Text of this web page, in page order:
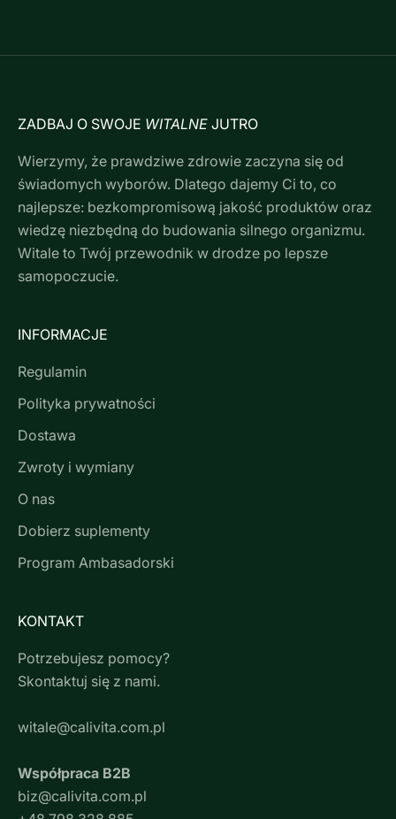
ZADBAJ O SWOJE WITALNE JUTRO
Wierzymy, że prawdziwe zdrowie zaczyna się od
świadomych wyborów. Dlatego dajemy Ci to, co
najlepsze: bezkompromisową jakość produktów oraz
wiedzę niezbędną do budowania silnego organizmu.
Witale to Twój przewodnik w drodze po lepsze
samopoczucie.
INFORMACJE
Regulamin
Polityka prywatności
Dostawa
Zwroty i wymiany
O nas
Dobierz suplementy
Program Ambasadorski
KONTAKT
Potrzebujesz pomocy?
Skontaktuj się z nami.
witale@calivita.com.pl
Współpraca B2B
biz@calivita.com.pl